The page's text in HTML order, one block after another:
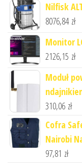
Nilfisk
8076,84 zł
Monitor
2126,15 zł
Moduł
310,06 zł
Cofra
Nairobi
97,81 zł